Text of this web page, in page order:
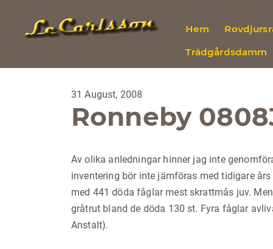
Hem
Trädgårdsdamm
31 August, 2008
Ronneby
Av olika anledningar hinner jag inte
inventering bör inte jämföras med tidigare
med 441 döda fåglar mest skrattmås juv.
gråtrut bland de döda 130 st. Fyra fåglar
Anstalt).